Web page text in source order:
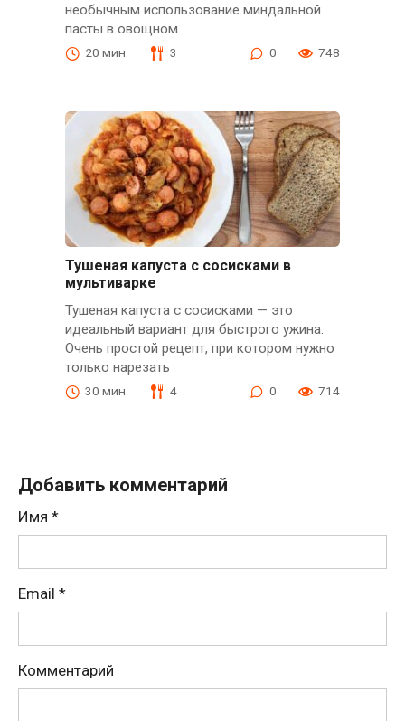
необычным использование миндальной
пасты в овощном
20 мин. 3 0 748
Тушеная капуста с сосисками в
мультиварке
Тушеная капуста с сосисками — это
идеальный вариант для быстрого ужина.
Очень простой рецепт, при котором нужно
только нарезать
30 мин. 4 0 714
Добавить комментарий
Имя *
Email *
Комментарий